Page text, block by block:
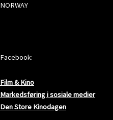
NORWAY
Facebook:
Film & Kino
Markedsføring i sosiale medier
Den Store Kinodagen